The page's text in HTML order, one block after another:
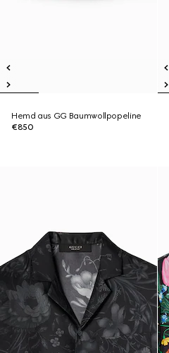
Hemd aus GG Baumwollpopeline
€850